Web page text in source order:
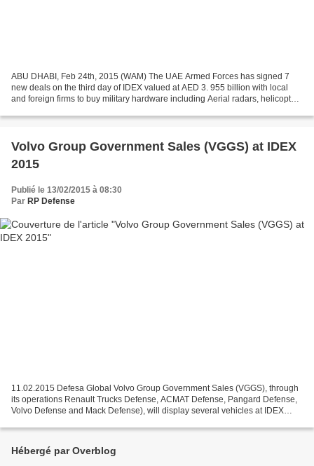
ABU DHABI, Feb 24th, 2015 (WAM) The UAE Armed Forces has signed 7
new deals on the third day of IDEX valued at AED 3. 955 billion with local
and foreign firms to buy military hardware including Aerial radars, helicopters
Volvo Group Government Sales (VGGS) at IDEX
2015
Publié le 13/02/2015 à 08:30
Par RP Defense
11.02.2015 Defesa Global Volvo Group Government Sales (VGGS), through
its operations Renault Trucks Defense, ACMAT Defense, Pangard Defense,
Volvo Defense and Mack Defense), will display several vehicles at IDEX
Hébergé par Overblog